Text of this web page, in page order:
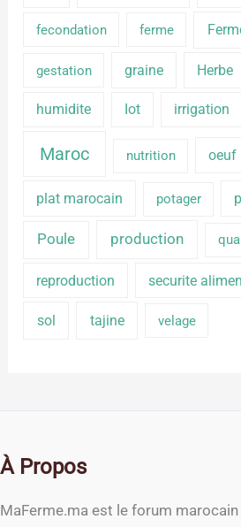
fecondation ferme
gestation graine Herbe
humidite Iot irrigation
Maroc nutrition oeuf
plat marocain potager
Poule production
reproduction securite
sol tajine velage
À Propos
MaFerme.ma est le forum